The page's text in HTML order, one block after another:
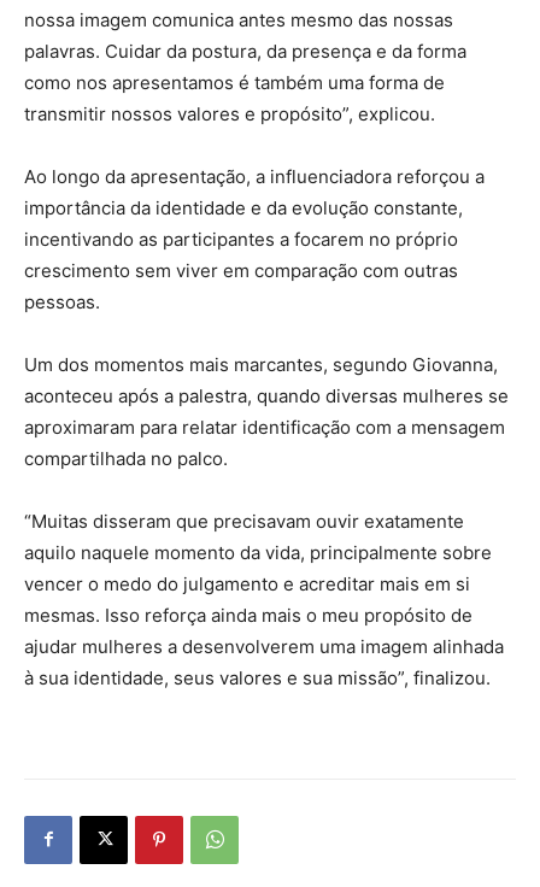
nossa imagem comunica antes mesmo das nossas
palavras. Cuidar da postura, da presença e da forma
como nos apresentamos é também uma forma de
transmitir nossos valores e propósito”, explicou.
Ao longo da apresentação, a influenciadora reforçou a
importância da identidade e da evolução constante,
incentivando as participantes a focarem no próprio
crescimento sem viver em comparação com outras
pessoas.
Um dos momentos mais marcantes, segundo Giovanna,
aconteceu após a palestra, quando diversas mulheres se
aproximaram para relatar identificação com a mensagem
compartilhada no palco.
“Muitas disseram que precisavam ouvir exatamente
aquilo naquele momento da vida, principalmente sobre
vencer o medo do julgamento e acreditar mais em si
mesmas. Isso reforça ainda mais o meu propósito de
ajudar mulheres a desenvolverem uma imagem alinhada
à sua identidade, seus valores e sua missão”, finalizou.